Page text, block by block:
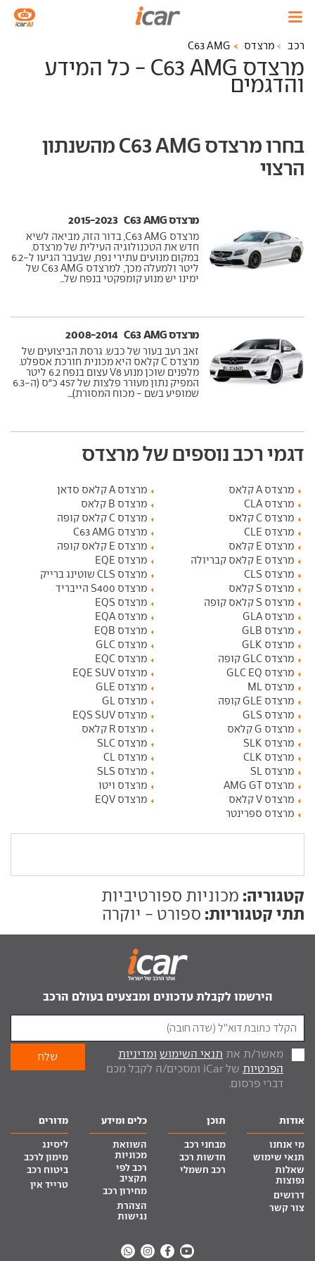
רכב מרצדס C63 AMG
מרצדס C63 AMG - כל המידע
והדגמים
בחרו מרצדס C63 AMG מהשנתון
הרצוי
מרצדס C63 AMG ‏ 2015-2023
מרצדס C63 AMG, בדור הזה, מביאה לשיא
חדש את הטכנולוגיה העילית של מרצדס.
במקום מנועים עתירי נפח, שבעבר הגיעו ל-6.2
ליטר ולמעלה מכך, למרצדס C63 AMG של
ימינו יש מנוע קומפקטי בנפח של...
מרצדס C63 AMG ‏ 2008-2014
זאב רעב בעור של כבש. גרסת הביצועים של
מרצדס C קלאס היא מכונית חורכת אספלט.
מלפנים שוכן מנוע V8 עצום בנפח 6.2 ליטר
המפיק נתון מעורר פלצות של 457 כ"ס (ה-6.3
שמופיע בשם - מכוח המסורת)....
דגמי רכב נוספים של מרצדס
מרצדס A קלאס
מרצדס A קלאס סדאן
מרצדס CLA
מרצדס B קלאס
מרצדס C קלאס
מרצדס C קלאס קופה
מרצדס CLE
מרצדס C63 AMG
מרצדס E קלאס
מרצדס E קלאס קופה
מרצדס E קלאס קבריולה
מרצדס EQE
מרצדס CLS
מרצדס CLS שוטינג ברייק
מרצדס S קלאס
מרצדס S400 הייבריד
מרצדס S קלאס קופה
מרצדס EQS
מרצדס GLA
מרצדס EQA
מרצדס GLB
מרצדס EQB
מרצדס GLK
מרצדס GLC
מרצדס GLC קופה
מרצדס EQC
מרצדס GLC EQ
מרצדס EQE SUV
מרצדס ML
מרצדס GLE
מרצדס GLE קופה
מרצדס GL
מרצדס GLS
מרצדס EQS SUV
מרצדס G קלאס
מרצדס R קלאס
מרצדס SLK
מרצדס SLC
מרצדס CLK
מרצדס CL
מרצדס SL
מרצדס SLS
מרצדס AMG GT
מרצדס ויטו
מרצדס V קלאס
מרצדס EQV
מרצדס ספרינטר
קטגוריה: מכוניות ספורטיביות
תתי קטגוריות: ספורט - יוקרה
הירשמו לקבלת עדכונים ומבצעים בעולם הרכב
מאשר/ת את תנאי השימוש ומדיניות
הפרטיות
של iCar ומסכים/ה לקבל מכם
דברי פרסום.
אודות
מי אנחנו
תנאי שימוש
שאלות
נפוצות
דרושים
צור קשר
תוכן
מבחני רכב
חדשות רכב
רכב חשמלי
כלים ומידע
השוואת
מכוניות
רכב לפי
תקציב
מחירון רכב
הצהרת
נגישות
מדורים
ליסינג
מימון לרכב
ביטוח רכב
טרייד אין